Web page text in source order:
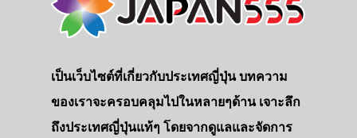
เป็นเว็บไซต์ที่เกี่ยวกับประเทศญี่ปุ่น บทความ
ของเราจะครอบคลุมไปในหลายๆด้าน เจาะลึก
ถึงประเทศญี่ปุ่นแท้ๆ โดยจากดูแลและจัดการ